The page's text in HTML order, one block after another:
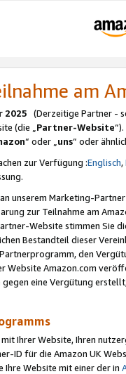
am
2025 (Derzeitige Partner -
(die „Partner-Website
“ oder „uns“ oder
zur Verfügung :Englisch,
unserem Marketing-
zur Teilnahme am
Website stimmen Sie
Bestandteil dieser
den
Website Amazon.com
gegen eine Vergütung
Ihrer Website, Ihren
ID für die Amazon UK
Ihre Website mit einer der in